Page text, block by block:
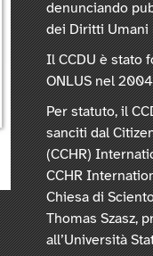
denunciando
dei Diritti Umani
Il CCDU è stato
ONLUS nel
Per statuto, il
sanciti dal
(CCHR)
CCHR
Chiesa di
Thomas Szasz,
all’Università